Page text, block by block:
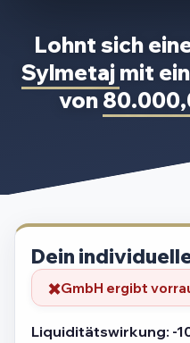
Lohnt sich
Sylmetaj mit
von
Dein
GmbH ergibt
Liquiditätswirkung: -